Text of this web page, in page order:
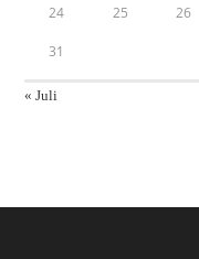
24 25 26
31
« Juli